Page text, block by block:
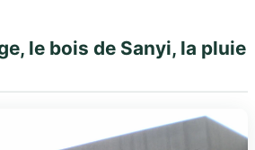
le bois de Sanyi, la pluie